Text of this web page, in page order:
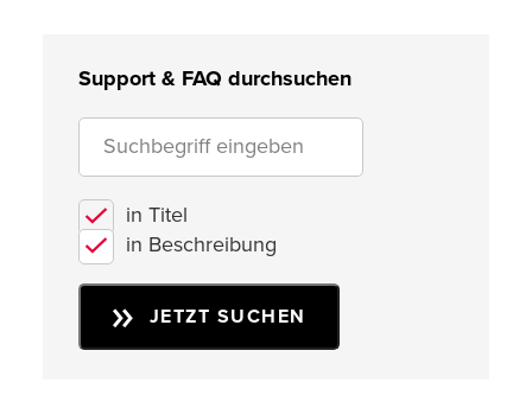
Support & FAQ durchsuchen
in Titel
in Beschreibung
JETZT SUCHEN